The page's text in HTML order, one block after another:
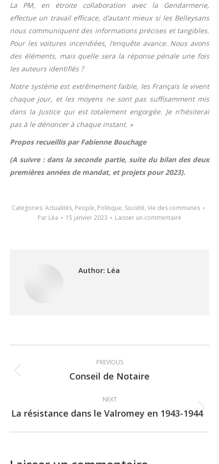
La PM, en étroite collaboration avec la Gendarmerie,
effectue un travail efficace, d’autant mieux si les Belleysans
nous communiquent des informations précises et tangibles.
Pour les voitures incendiées, l’enquête avance. Nous avons
des éléments, mais quelle sera la réponse pénale une fois
les auteurs identifiés ?
Notre système est extrêmement faible, les Français le vivent
chaque jour, et les moyens ne sont pas suffisamment mis
dans la Justice qui est totalement engorgée. Je n’hésiterai
pas à le dénoncer à chaque instant. »
Propos recueillis par Fabienne Bouchage
(A suivre : dans la seconde partie, suite du bilan des deux
premières années de mandat, et projets pour 2023).
Categories: Actualités, People, Politique, Société, Vie des communes
Par Léa 15 janvier 2023 Laisser un commentaire
Author: Léa
navigation
PREVIOUS
Previous
Conseil de Notaire
NEXT
Next
La résistance dans le Valromey en 1943-1944